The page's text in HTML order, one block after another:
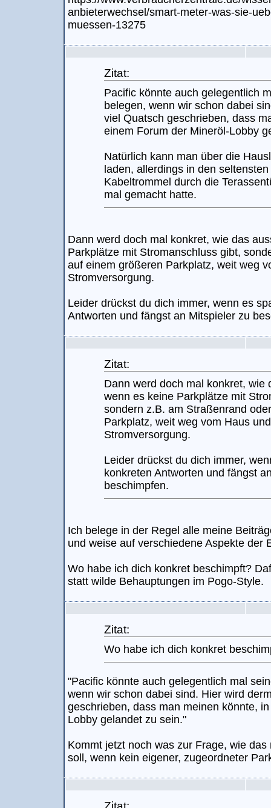
anbieterwechsel/smart-meter-was-sie-
muessen-13275
Zitat:
Pacific könnte auch gelegentlich
belegen, wenn wir schon dabei
viel Quatsch geschrieben, dass
einem Forum der Mineröl-Lobby
Natürlich kann man über die
laden, allerdings in den
Kabeltrommel durch die
mal gemacht hatte.
Dann werd doch mal konkret, wie das
Parkplätze mit Stromanschluss gibt,
auf einem größeren Parkplatz, weit weg
Stromversorgung.
Leider drückst du dich immer, wenn es
Antworten und fängst an Mitspieler zu
Zitat:
Dann werd doch mal konkret, wie
wenn es keine Parkplätze mit
sondern z.B. am Straßenrand
Parkplatz, weit weg vom Haus
Stromversorgung.
Leider drückst du dich immer,
konkreten Antworten und fängst
beschimpfen.
Ich belege in der Regel alle meine
und weise auf verschiedene Aspekte der
Wo habe ich dich konkret beschimpft?
statt wilde Behauptungen im Pogo-Style.
Zitat:
Wo habe ich dich konkret
"Pacific könnte auch gelegentlich mal
wenn wir schon dabei sind. Hier wird
geschrieben, dass man meinen könnte,
Lobby gelandet zu sein."
Kommt jetzt noch was zur Frage, wie
soll, wenn kein eigener, zugeordneter